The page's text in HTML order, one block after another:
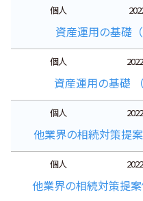
個人
資産運用の基礎
個人
資産運用の基礎
個人
他業界の相続対策提
個人
他業界の相続対策提